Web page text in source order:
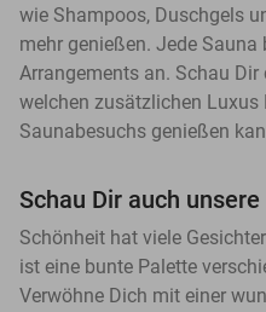
wie Shampoos, Duschgels
mehr genießen. Jede Sauna
Arrangements an. Schau Dir
welchen zusätzlichen Luxus
Saunabesuchs genießen
Schau Dir auch
Schönheit hat viele
ist eine bunte Palette
Verwöhne Dich mit einer